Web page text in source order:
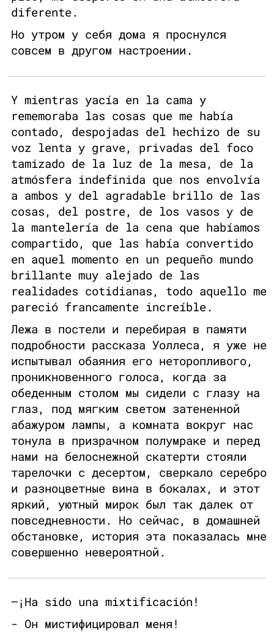
diferente.
Но утром у себя дома я проснулся
совсем в другом настроении.
Y mientras yacía en la cama y
rememoraba las cosas que me había
contado, despojadas del hechizo de su
voz lenta y grave, privadas del foco
tamizado de la luz de la mesa, de la
atmósfera indefinida que nos envolvía
a ambos y del agradable brillo de las
cosas, del postre, de los vasos y de
la mantelería de la cena que habíamos
compartido, que las había convertido
en aquel momento en un pequeño mundo
brillante muy alejado de las
realidades cotidianas, todo aquello me
pareció francamente increíble.
Лежа в постели и перебирая в памяти
подробности рассказа Уоллеса, я уже не
испытывал обаяния его неторопливого,
проникновенного голоса, когда за
обеденным столом мы сидели с глазу на
глаз, под мягким светом затененной
абажуром лампы, а комната вокруг нас
тонула в призрачном полумраке и перед
нами на белоснежной скатерти стояли
тарелочки с десертом, сверкало серебро
и разноцветные вина в бокалах, и этот
яркий, уютный мирок был так далек от
повседневности. Но сейчас, в домашней
обстановке, история эта показалась мне
совершенно невероятной.
—¡Ha sido una mixtificación!
- Он мистифицировал меня!